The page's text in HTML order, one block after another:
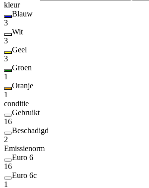
kleur
Blauw
3
Wit
3
Geel
3
Groen
1
Oranje
1
conditie
Gebruikt
16
Beschadigd
2
Emissienorm
Euro 6
16
Euro 6c
1